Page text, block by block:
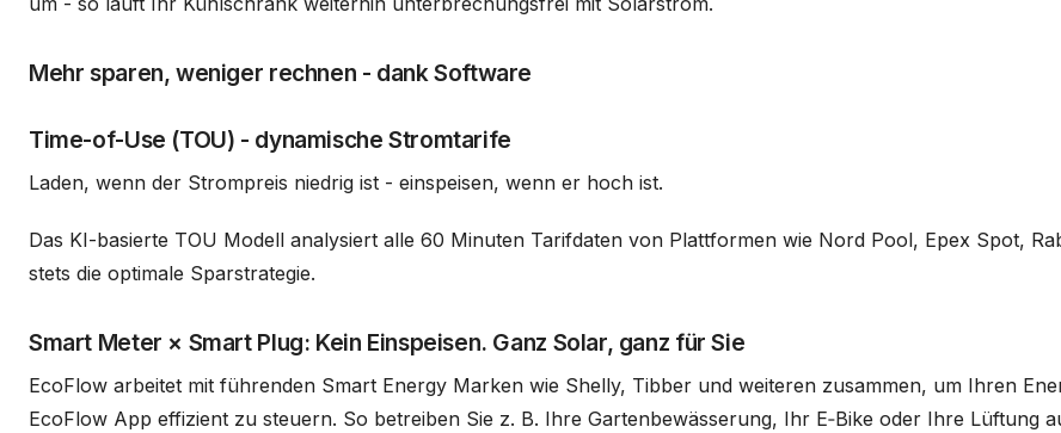
Mehr sparen, weniger rechnen - dank Software
Time-of-Use (TOU) - dynamische Stromtarife
Laden, wenn der Strompreis niedrig ist - einspeisen, wenn er hoch ist.
Das KI-basierte TOU Modell analysiert alle 60 Minuten Tarifdaten von Plattformen wie Nord Pool, Epex Spot,
stets die optimale Sparstrategie.
Smart Meter × Smart Plug: Kein Einspeisen. Ganz Solar, ganz für Sie
EcoFlow arbeitet mit führenden Smart Energy Marken wie Shelly, Tibber und weiteren zusammen, um Ihren
EcoFlow App effizient zu steuern. So betreiben Sie z. B. Ihre Gartenbewässerung, Ihr E‑Bike oder Ihre Lüftung